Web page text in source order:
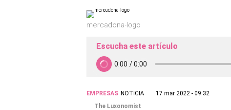
mercadona-logo
Escucha este artículo
EMPRESAS NOTICIA
17 mar 2022 - 09:32
The Luxonomist